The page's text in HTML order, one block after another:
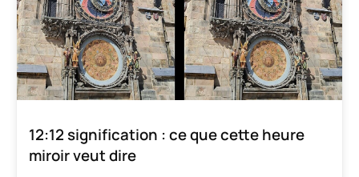
12:12 signification : ce que cette heure
miroir veut dire